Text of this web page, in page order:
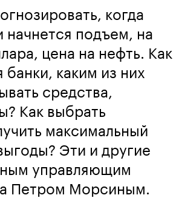
когда
начнется подъем, на
цена на нефть. Как
каким из них
средства,
Как выбрать
максимальный
Эти и другие
управляющим
Петром Морсиным.